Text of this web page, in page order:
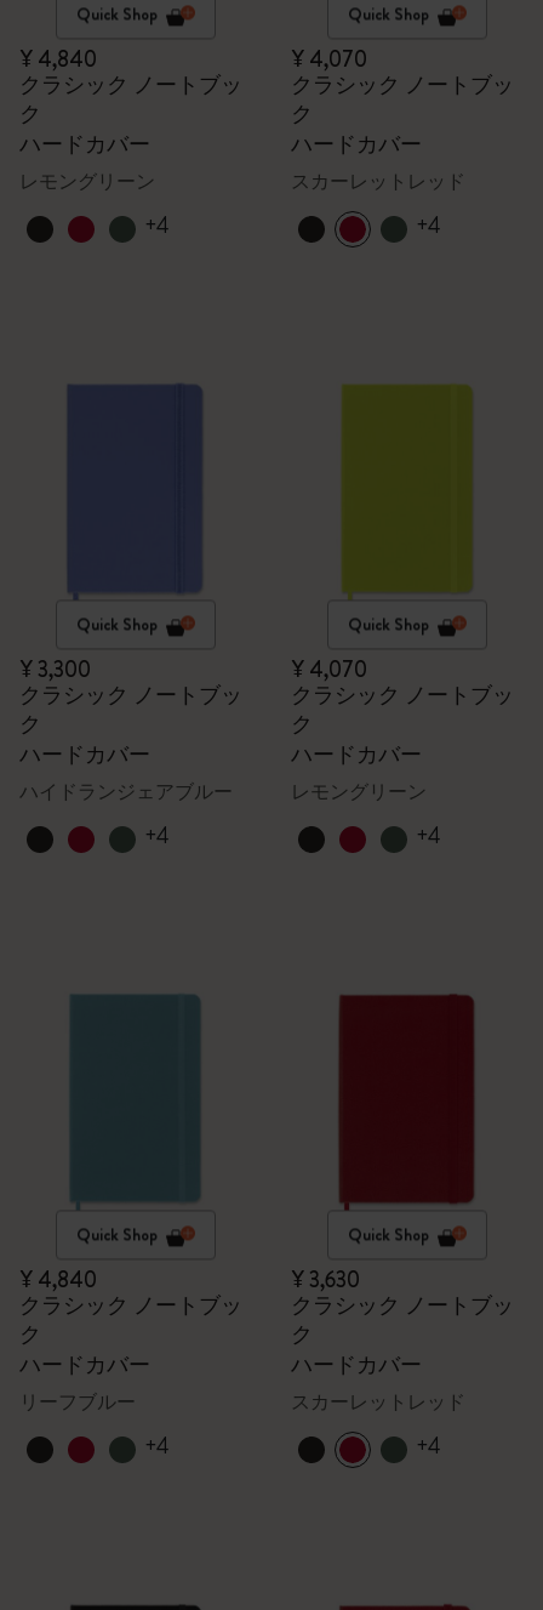
Quick Shop
¥ 4,840
クラシック ノートブッ
ク
ハードカバー
レモングリーン
+4
Quick Shop
¥ 4,070
クラシック ノートブッ
ク
ハードカバー
スカーレットレッド
+4
Quick Shop
¥ 3,300
クラシック ノートブッ
ク
ハードカバー
ハイドランジェアブルー
+4
Quick Shop
¥ 4,070
クラシック ノートブッ
ク
ハードカバー
レモングリーン
+4
Quick Shop
¥ 4,840
クラシック ノートブッ
ク
ハードカバー
リーフブルー
+4
Quick Shop
¥ 3,630
クラシック ノートブッ
ク
ハードカバー
スカーレットレッド
+4